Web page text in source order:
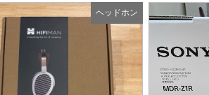
ヘッドホン